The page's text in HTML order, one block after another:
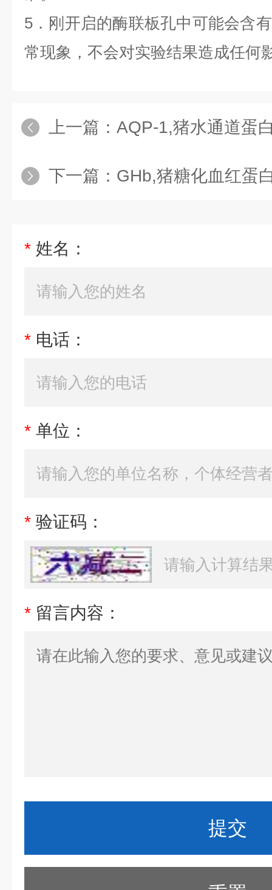
5．刚开启的酶联板孔中可能会含
常现象，不会对实验结果造成任何
上一篇： AQP-1,猪水通道蛋白
下一篇： GHb,猪糖化血红蛋
* 姓名：
* 电话：
* 单位：
* 验证码：
* 留言内容：